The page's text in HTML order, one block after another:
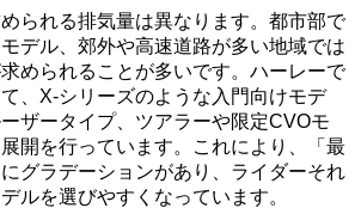
られる排気量は異なります。都市部で
デル、郊外や高速道路が多い地域では
められることが多いです。ハーレーで
、X-シリーズのような入門向けモデ
ザータイプ、ツアラーや限定CVOモ
開を行っています。これにより、「最
グラデーションがあり、ライダーそれ
ルを選びやすくなっています。